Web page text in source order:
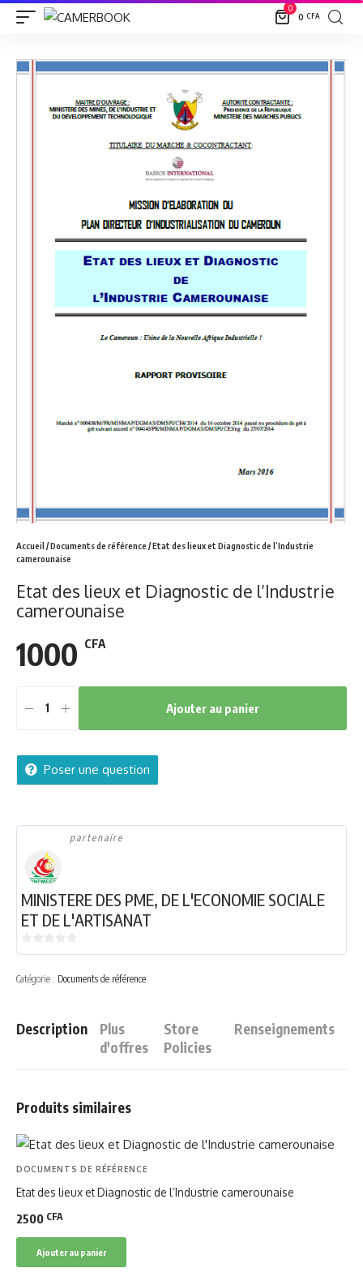
0
0 CFA
Accueil /Documents de référence / Etat des lieux et Diagnostic de l’Industrie
camerounaise
Etat des lieux et Diagnostic de l’Industrie
camerounaise
1000 CFA
lieux
et
l'Industrie
camerounaise
quantity
Ajouter au panier
Poser une question
partenaire
MINISTERE DES PME, DE L'ECONOMIE SOCIALE
ET DE L'ARTISANAT
0
5
Catégorie : Documents de référence
Description
Plus
d'offres
Store
Policies
Renseignements
Produits similaires
DOCUMENTS DE RÉFÉRENCE
Etat des lieux et Diagnostic de l’Industrie camerounaise
2500 CFA
Ajouter au panier